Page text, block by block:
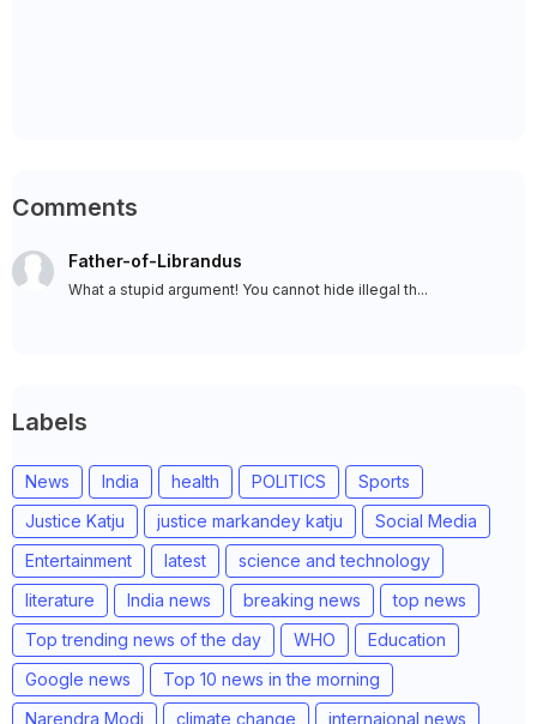
Comments
Father-of-Librandus
What a stupid argument! You cannot hide illegal th...
Labels
News India health POLITICS
Sports
Justice Katju
justice markandey katju
Social Media
Entertainment
latest
science and technology
literature
India news breaking news
top news
Top trending news of the day
WHO
Education
Google news
Top 10 news in the morning
Narendra Modi
climate change
internaional news